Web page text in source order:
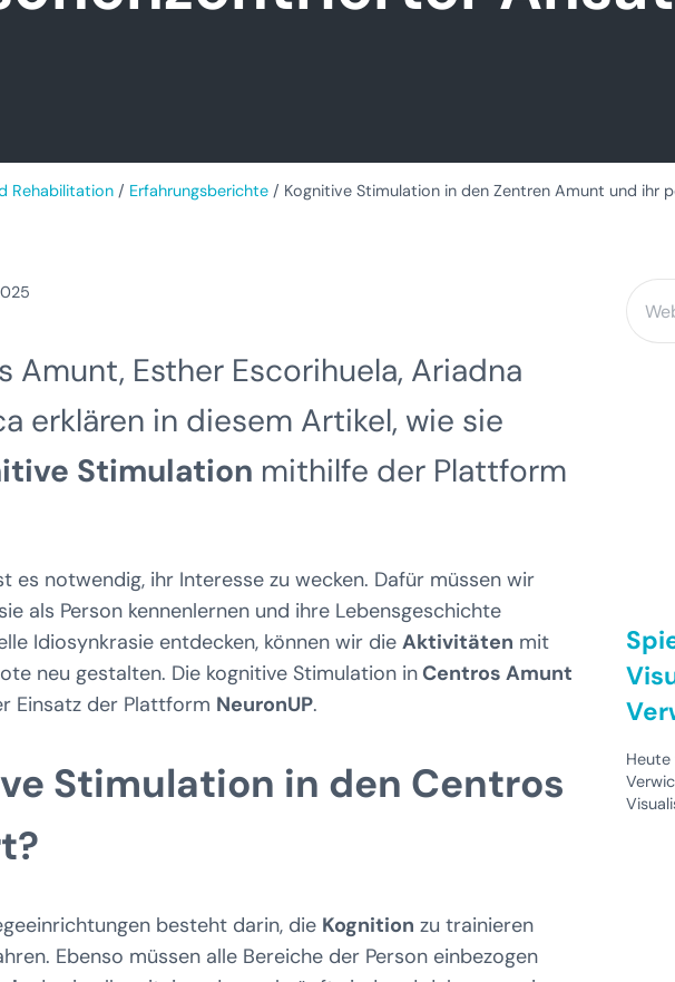
Rehabilitation / Erfahrungsberichte / Kognitive Stimulation in den Zentren Amunt und ihr
Amunt, Esther Escorihuela, Ariadna
erklären in diesem Artikel, wie sie
Stimulation mithilfe der Plattform
es notwendig, ihr Interesse zu wecken. Dafür müssen wir
als Person kennenlernen und ihre Lebensgeschichte
Idiosynkrasie entdecken, können wir die Aktivitäten mit
neu gestalten. Die kognitive Stimulation inCentros Amunt
Einsatz der Plattform NeuronUP.
Stimulation in den Centros
besteht darin, die Kognition zu trainieren
Ebenso müssen alle Bereiche der Person einbezogen
Heute